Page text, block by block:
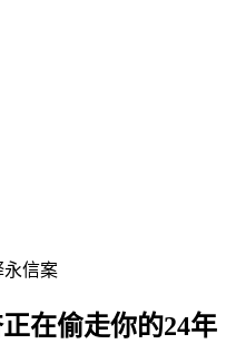
永信案
在偷走你的24年